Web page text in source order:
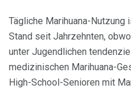
Tägliche Marihuana-
Stand seit Jahrzehnten,
unter Jugendlichen
medizinischen Marihuana-
High-School-Senioren mit